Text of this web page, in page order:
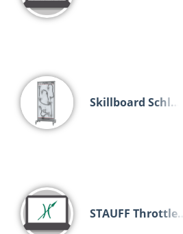
Skillboard Schl…
STAUFF Throttle…